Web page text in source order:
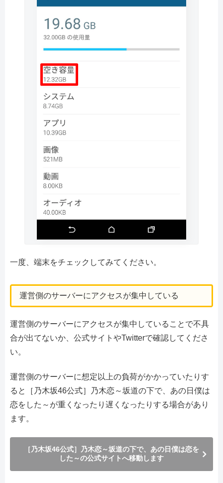
一度、端末をチェックしてみてください。
運営側のサーバーにアクセスが集中している
運営側のサーバーにアクセスが集中していることで不具
合が出てないか、公式サイトやTwitterで確認してくださ
い。
運営側のサーバーに想定以上の負荷がかかっていたりす
ると［乃木坂46公式］乃木恋～坂道の下で、あの日僕は
恋をした～が重くなったり遅くなったりする場合があり
ます。
［乃木坂46公式］乃木恋～坂道の下で、あの日僕は恋を
した～の公式サイトへ移動します